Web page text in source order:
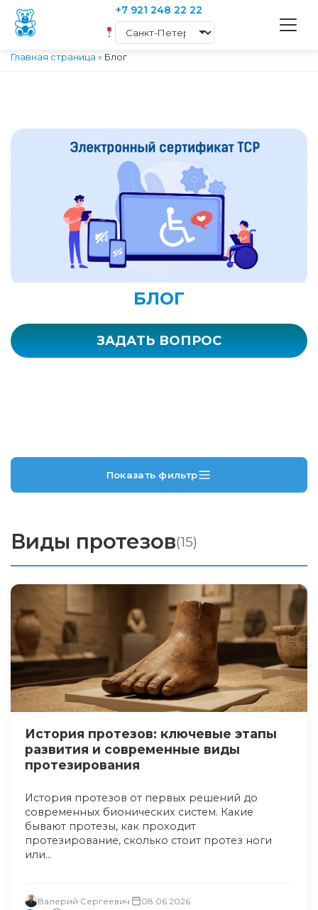
+7 921 248 22 22
Главная страница » Блог
БЛОГ
ЗАДАТЬ ВОПРОС
Показать фильтр
Виды протезов(15)
История протезов: ключевые этапы
развития и современные виды
протезирования
История протезов от первых решений до
современных бионических систем. Какие
бывают протезы, как проходит
протезирование, сколько стоит протез ноги
или...
Валерий Сергеевич
08.06.2026